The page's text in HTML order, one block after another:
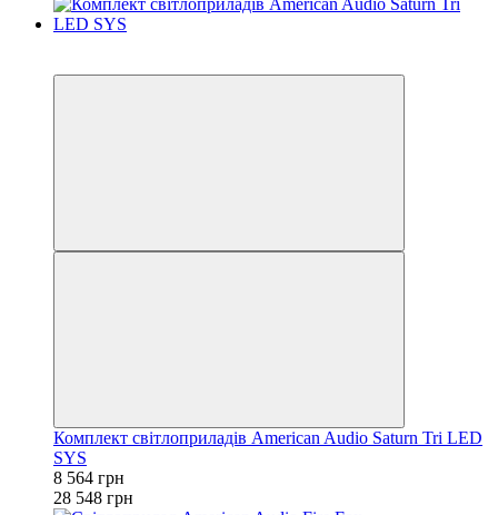
Комплект світлоприладів American Audio Saturn Tri LED
SYS
8 564 грн
28 548 грн